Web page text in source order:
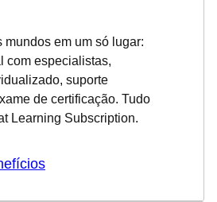
mundos em um só lugar:
com especialistas,
suporte
de certificação. Tudo
Learning Subscription.